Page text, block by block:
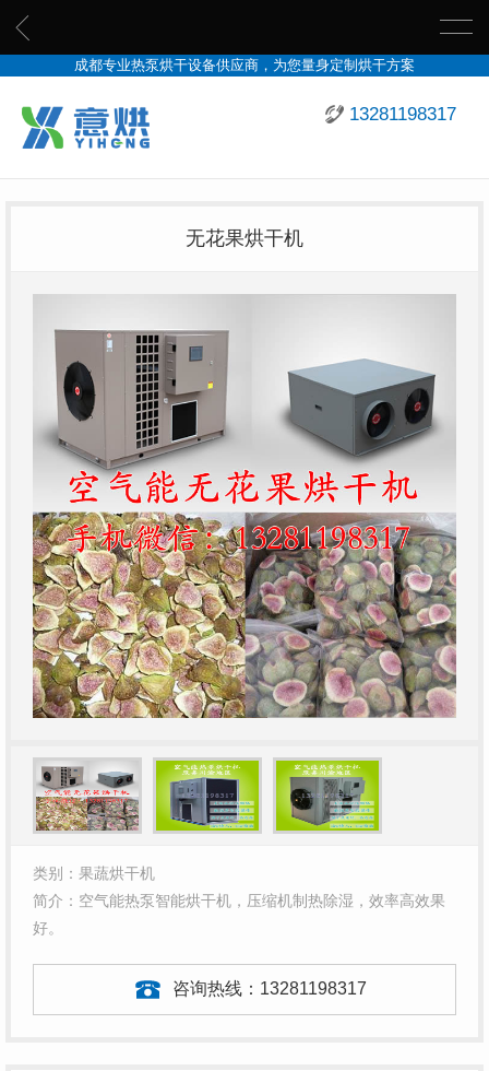
成都专业热泵烘干设备供应商，为您量身定制烘干方案
13281198317
无花果烘干机
类别：果蔬烘干机
简介： 空气能热泵智能烘干机，压缩机制热除湿，效率高效果
好。
咨询热线： 13281198317